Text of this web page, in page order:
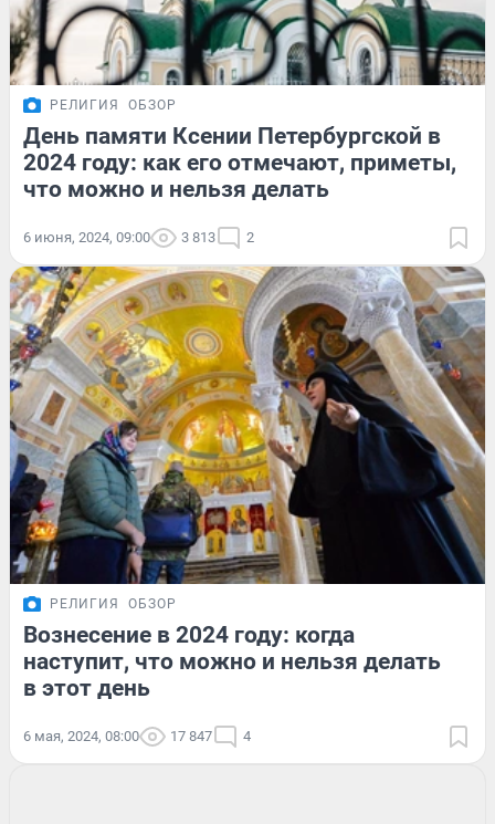
РЕЛИГИЯ ОБЗОР
День памяти Ксении Петербургской в
2024 году: как его отмечают, приметы,
что можно и нельзя делать
6 июня, 2024, 09:00 3 813 2
РЕЛИГИЯ ОБЗОР
Вознесение в 2024 году: когда
наступит, что можно и нельзя делать
в этот день
6 мая, 2024, 08:00 17 847 4